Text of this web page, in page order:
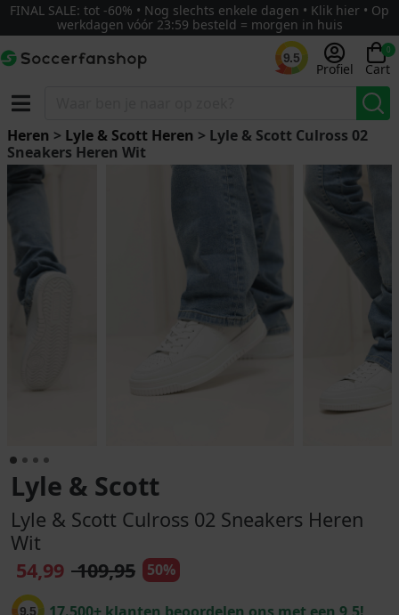
FINAL SALE: tot -60% • Nog slechts enkele dagen • Klik hier • Op
werkdagen vóór 23:59 besteld = morgen in huis
9.5
Profiel
0
Cart
Heren > Lyle & Scott Heren > Lyle & Scott Culross 02
Sneakers Heren Wit
Lyle & Scott
Lyle & Scott Culross 02 Sneakers Heren
Wit
54,99 109,95 50%
9.5